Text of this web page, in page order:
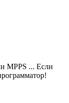
MPPS ... Если